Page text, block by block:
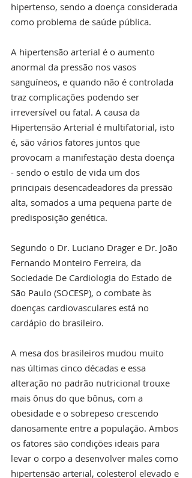
hipertenso, sendo a doença considerada
como problema de saúde pública.
A hipertensão arterial é o aumento
anormal da pressão nos vasos
sanguíneos, e quando não é controlada
traz complicações podendo ser
irreversível ou fatal. A causa da
Hipertensão Arterial é multifatorial, isto
é, são vários fatores juntos que
provocam a manifestação desta doença
- sendo o estilo de vida um dos
principais desencadeadores da pressão
alta, somados a uma pequena parte de
predisposição genética.
Segundo o Dr. Luciano Drager e Dr. João
Fernando Monteiro Ferreira, da
Sociedade De Cardiologia do Estado de
São Paulo (SOCESP), o combate às
doenças cardiovasculares está no
cardápio do brasileiro.
A mesa dos brasileiros mudou muito
nas últimas cinco décadas e essa
alteração no padrão nutricional trouxe
mais ônus do que bônus, com a
obesidade e o sobrepeso crescendo
danosamente entre a população. Ambos
os fatores são condições ideais para
levar o corpo a desenvolver males como
hipertensão arterial, colesterol elevado e